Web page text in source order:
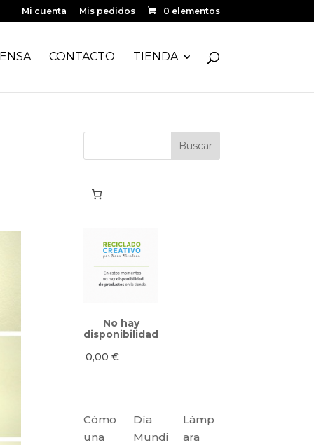
Mi cuenta Mis pedidos 0 elementos
CONTACTO TIENDA
No hay
disponibilidad
0,00€
Cómo
una
Día
Mundi
Lámp
ara